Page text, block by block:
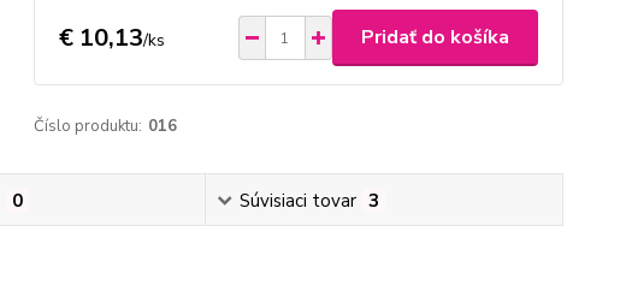
€ 10,13/ks Pridať do košíka
Číslo produktu: 016
0 Súvisiaci tovar 3